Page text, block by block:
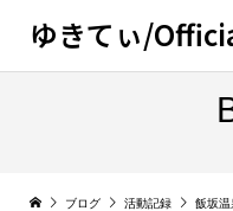
ゆきてぃ/
ブログ 活動記録 飯坂温